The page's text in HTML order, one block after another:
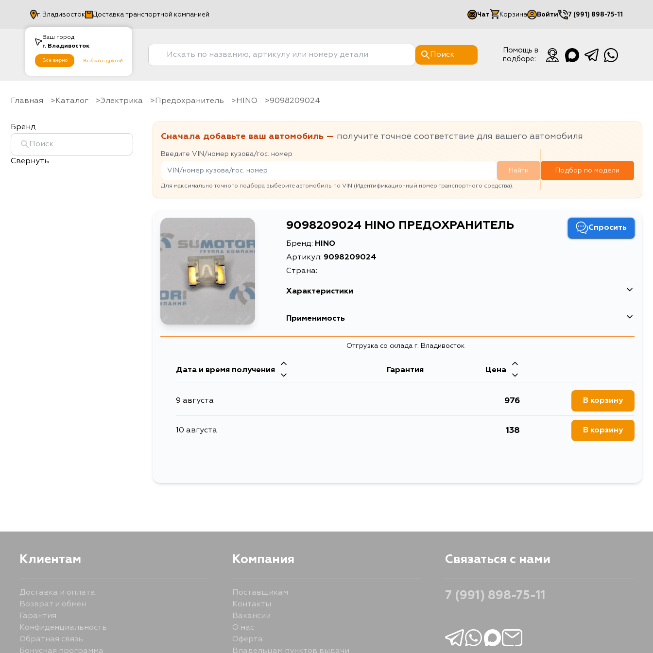
Ваш город
г. Владивосток
Все верно Выбрать другой
г. Владивосток Доставка транспортной компанией Чат Корзина Войти
Мой кабинет
7 (991) 898-75-11
Поиск
Помощь в
подборе:
Главная Каталог Электрика Предохранитель HINO 9098209024
Бренд
Свернуть
Сначала добавьте ваш автомобиль — получите точное соответствие для вашего автомобиля
Введите VIN/номер кузова/гос. номер
Найти
Для максимально точного подбора выберите автомобиль по VIN (Идентификационный номер транспортного средства).
Подбор по модели
9098209024 HINO ПРЕДОХРАНИТЕЛЬ Спросить
Бренд: HINO
Артикул: 9098209024
Страна:
Характеристики
Масса, кг
Применимость
Отгрузка со склада г. Владивосток
Дата и время получения Гарантия Цена
9 августа 976 В корзину
10 августа 138 В корзину
Клиентам
Доставка и оплата
Возврат и обмен
Гарантия
Конфиденциальность
Обратная связь
Бонусная программа
Компания
Поставщикам
Контакты
Вакансии
О нас
Оферта
Владельцам пунктов выдачи
Связаться с нами
7 (991) 898-75-11